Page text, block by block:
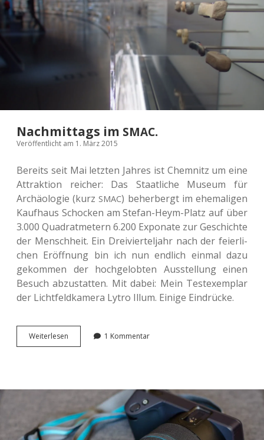
Nachmittags im SMAC.
Veröffentlicht am 1. März 2015
Bereits seit Mai letz­ten Jahres ist Chem­nitz um eine
Attrak­ti­on rei­cher: Das Staat­li­che Museum für
Archäo­lo­gie (kurz SMAC) beher­bergt im ehe­ma­li­gen
Kauf­haus Scho­cken am Stefan-Heym-Platz auf über
3.000 Qua­drat­me­tern 6.200 Expo­na­te zur Geschich­te
der Mensch­heit. Ein Drei­vier­tel­jahr nach der fei­er­li­
chen Eröff­nung bin ich nun end­lich einmal dazu
gekom­men der hoch­ge­lob­ten Aus­stel­lung einen
Besuch abzu­stat­ten. Mit dabei: Mein Test­ex­em­plar
der Licht­feld­ka­me­ra Lytro Illum. Einige Eindrücke.
Wei­ter­le­sen
mit­
1 Kommentar